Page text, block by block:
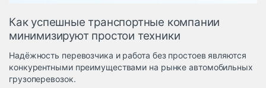
Таможня и ВЭД
грузовые
терминалы
Как успешные транспортные компании
минимизируют простои техники
Надёжность перевозчика и работа без простоев являются
конкурентными преимуществами на рынке автомобильных
грузоперевозок.